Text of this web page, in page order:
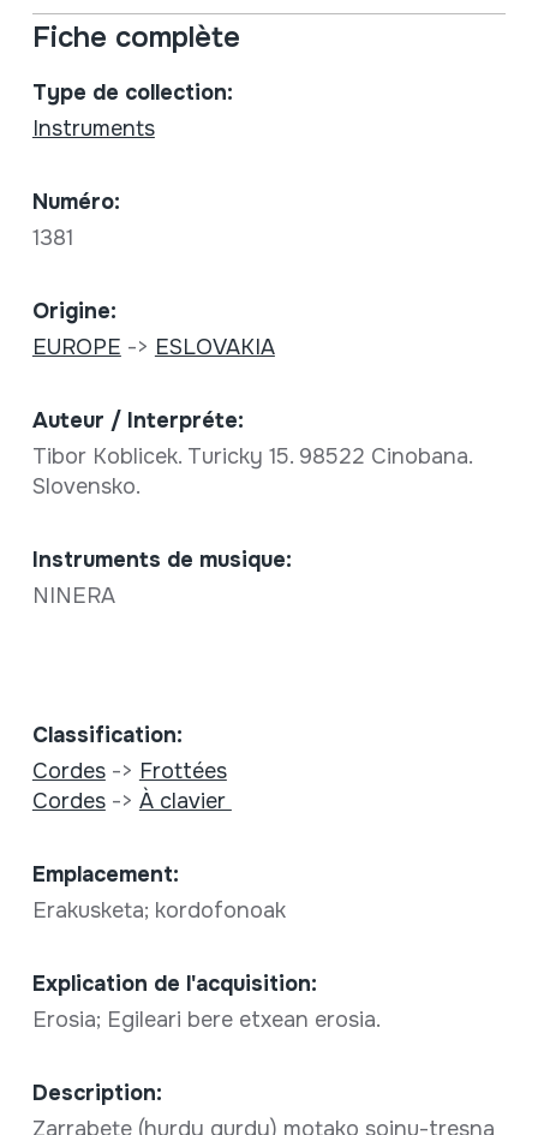
Fiche complète
Type de collection:
Instruments
Numéro:
1381
Origine:
EUROPE -> ESLOVAKIA
Auteur / Interpréte:
Tibor Koblicek. Turicky 15. 98522 Cinobana.
Slovensko.
Instruments de musique:
NINERA
Classification:
Cordes-> Frottées
Cordes-> À clavier
Emplacement:
Erakusketa; kordofonoak
Explication de l'acquisition:
Erosia; Egileari bere etxean erosia.
Description:
Zarrabete (hurdy gurdy) motako soinu-tresna